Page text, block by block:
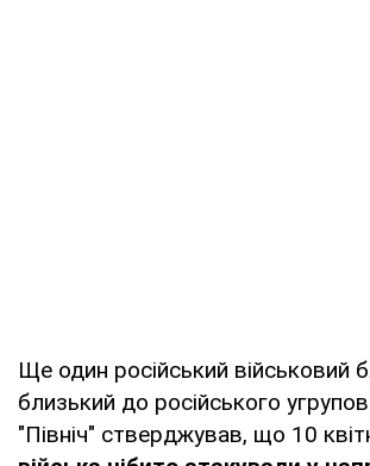
Ще один російський військовий
близький до російського
"Північ" стверджував, що 10